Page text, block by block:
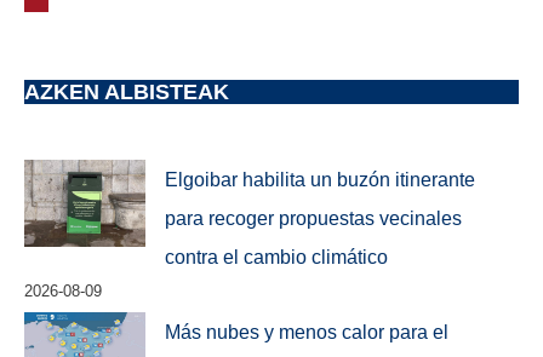
AZKEN ALBISTEAK
Elgoibar habilita un buzón itinerante
para recoger propuestas vecinales
contra el cambio climático
2026-08-09
Más nubes y menos calor para el